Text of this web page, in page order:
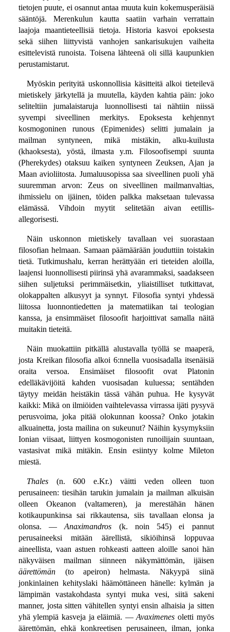
tietojen puute, ei osannut antaa muuta kuin kokemusperäisiä
sääntöjä. Merenkulun kautta saatiin varhain verrattain
laajoja maantieteellisiä tietoja. Historia kasvoi epoksesta
sekä siihen liittyvistä vanhojen sankarisukujen vaiheita
esittelevistä runoista. Toisena lähteenä oli sillä kaupunkien
perustamistarut.
Myöskin perityitä uskonnollisia käsitteitä alkoi tieteilevä
mietiskely järkytellä ja muutella, käyden kahtia päin: joko
seliteltiin jumalaistaruja luonnollisesti tai nähtiin niissä
syvempi siveellinen merkitys. Epoksesta kehjennyt
kosmogoninen runous (Epimenides) selitti jumalain ja
mailman syntyneen, mikä mistäkin, alku-kuilusta
(khaoksesta), yöstä, ilmasta y.m. Filosoofisempi suunta
(Pherekydes) otaksuu kaiken syntyneen Zeuksen, Ajan ja
Maan avioliitosta. Jumaluusopissa saa siveellinen puoli yhä
suuremman arvon: Zeus on siveellinen mailmanvaltias,
ihmissielu on ijäinen, töiden palkka maksetaan tulevassa
elämässä. Vihdoin myytit selitetään aivan eetillis-
allegorisesti.
Näin uskonnon mietiskely tavallaan vei suorastaan
filosofian helmaan. Samaan päämäärään jouduttiin toistakin
tietä. Tutkimushalu, kerran herättyään eri tieteiden aloilla,
laajensi luonnollisesti piirinsä yhä avarammaksi, saadakseen
siihen suljetuksi perimmäisetkin, yliaistilliset tutkittavat,
olokappalten alkusyyt ja synnyt. Filosofia syntyi yhdessä
liitossa luonnontiedetten ja matematiikan tai teologian
kanssa, ja ensimmäiset filosoofit harjoittivat samalla näitä
muitakin tieteitä.
Näin muokattiin pitkällä alustavalla työllä se maaperä,
josta Kreikan filosofia alkoi 6:nnella vuosisadalla itsenäisiä
oraita versoa. Ensimäiset filosoofit ovat Platonin
edelläkävijöitä kahden vuosisadan kuluessa; sentähden
täytyy meidän heistäkin tässä vähän puhua. He kysyvät
kaikki: Mikä on ilmiöiden vaihtelevassa virrassa ijäti pysyvä
perusvoima, joka pitää olokunnan koossa? Onko jotakin
alkuainetta, josta mailina on sukeunut? Näihin kysymyksiin
Ionian viisaat, liittyen kosmogonisten runoilijain suuntaan,
vastasivat mikä mitäkin. Ensin esiintyy kolme Mileton
miestä.
Thales(n. 600 e.Kr.) väitti veden olleen tuon
perusaineen: tiesihän tarukin jumalain ja mailman alkuisän
olleen Okeanon (valtameren), ja merestähän hänen
kotikaupunkinsa sai rikkautensa, siis tavallaan elonsa ja
olonsa. —Anaximandros (k. noin 545) ei pannut
perusaineeksi mitään äärellistä, sikiöihinsä loppuvaa
aineellista, vaan astuen rohkeasti aatteen aloille sanoi hän
näkyväisen mailman siinneen näkymättömän, ijäisen
äärettömän(to apeiron) helmasta. Näkyypä siinä
jonkinlainen kehityslaki häämöttäneen hänelle: kylmän ja
lämpimän vastakohdasta syntyi muka vesi, siitä sakeni
manner, josta sitten vähitellen syntyi ensin alhaisia ja sitten
yhä ylempiä kasveja ja eläimiä. —Avaximenes oletti myös
äärettömän, ehkä konkreetisen perusaineen, ilman, jonka